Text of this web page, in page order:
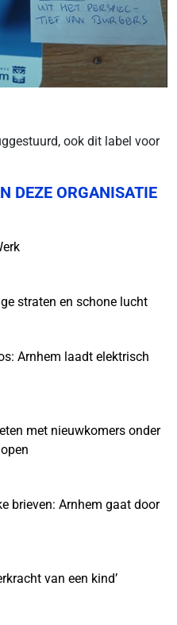
ook dit label voor
DEZE ORGANISATIE
straten en schone lucht
Arnhem laadt elektrisch
met nieuwkomers onder
brieven: Arnhem gaat door
van een kind’